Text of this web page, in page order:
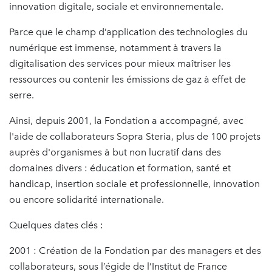
innovation digitale, sociale et environnementale.
Parce que le champ d’application des technologies du
numérique est immense, notamment à travers la
digitalisation des services pour mieux maîtriser les
ressources ou contenir les émissions de gaz à effet de
serre.
Ainsi, depuis 2001, la Fondation a accompagné, avec
l'aide de collaborateurs Sopra Steria, plus de 100 projets
auprès d'organismes à but non lucratif dans des
domaines divers : éducation et formation, santé et
handicap, insertion sociale et professionnelle, innovation
ou encore solidarité internationale.
Quelques dates clés :
2001 : Création de la Fondation par des managers et des
collaborateurs, sous l’égide de l’Institut de France